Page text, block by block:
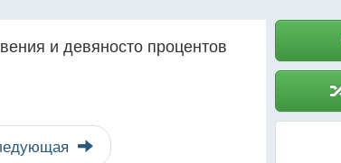
и девяносто процентов